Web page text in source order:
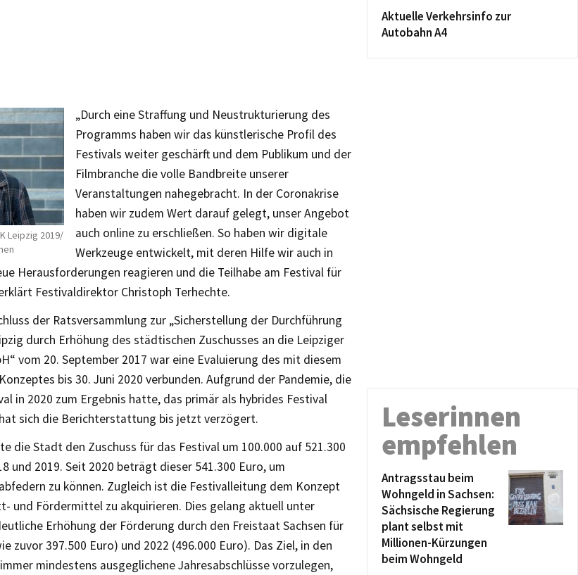
Leipzig 2019/
„Durch eine Straffung und Neustrukturierung des
Programms haben wir das künstlerische Profil des
Festivals weiter geschärft und dem Publikum und der
Filmbranche die volle Bandbreite unserer
Veranstaltungen nahegebracht. In der Coronakrise
haben wir zudem Wert darauf gelegt, unser Angebot
auch online zu erschließen. So haben wir digitale
Werkzeuge entwickelt, mit deren Hilfe wir auch in
Herausforderungen reagieren und die Teilhabe am Festival für
Festivaldirektor Christoph Terhechte.
der Ratsversammlung zur „Sicherstellung der Durchführung
durch Erhöhung des städtischen Zuschusses an die Leipziger
vom 20. September 2017 war eine Evaluierung des mit diesem
bis 30. Juni 2020 verbunden. Aufgrund der Pandemie, die
in 2020 zum Ergebnis hatte, das primär als hybrides Festival
sich die Berichterstattung bis jetzt verzögert.
die Stadt den Zuschuss für das Festival um 100.000 auf 521.300
und 2019. Seit 2020 beträgt dieser 541.300 Euro, um
zu können. Zugleich ist die Festivalleitung dem Konzept
und Fördermittel zu akquirieren. Dies gelang aktuell unter
Erhöhung der Förderung durch den Freistaat Sachsen für
zuvor 397.500 Euro) und 2022 (496.000 Euro). Das Ziel, in den
mindestens ausgeglichene Jahresabschlüsse vorzulegen,
Aktuelle Verkehrsinfo zur
Autobahn A4
Leserinnen
empfehlen
Antragsstau beim
Wohngeld in Sachsen:
Sächsische Regierung
plant selbst mit
Millionen-Kürzungen
beim Wohngeld